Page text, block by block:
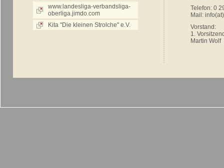
www.landesliga-verbandsliga-
oberliga.jimdo.com
Kita "Die kleinen Strolche" e.V.
Telefon: 0
Mail:
Vorstand:
1.
Martin Wolf